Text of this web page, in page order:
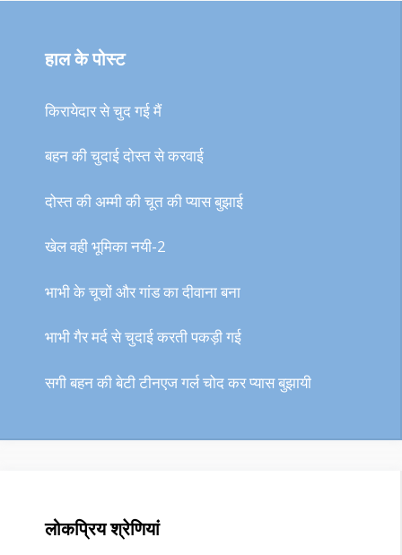
हाल के पोस्ट
किरायेदार से चुद गई मैं
बहन की चुदाई दोस्त से करवाई
दोस्त की अम्मी की चूत की प्यास बुझाई
खेल वही भूमिका नयी-2
भाभी के चूचों और गांड का दीवाना बना
भाभी गैर मर्द से चुदाई करती पकड़ी गई
सगी बहन की बेटी टीनएज गर्ल चोद कर प्यास बुझायी
लोकप्रिय श्रेणियां